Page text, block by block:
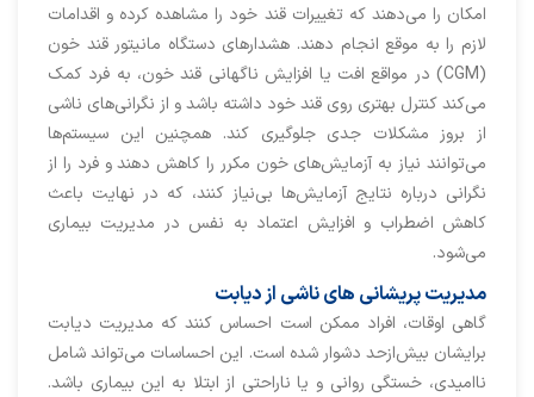
امکان را می‌دهند که تغییرات قند خود را مشاهده کرده و اقدامات
لازم را به موقع انجام دهند. هشدارهای دستگاه مانیتور قند خون
(CGM) در مواقع افت یا افزایش ناگهانی قند خون، به فرد کمک
می‌کند کنترل بهتری روی قند خود داشته باشد و از نگرانی‌های ناشی
از بروز مشکلات جدی جلوگیری کند. همچنین این سیستم‌ها
می‌توانند نیاز به آزمایش‌های خون مکرر را کاهش دهند و فرد را از
نگرانی درباره نتایج آزمایش‌ها بی‌نیاز کنند، که در نهایت باعث
کاهش اضطراب و افزایش اعتماد به نفس در مدیریت بیماری
می‌شود.
مدیریت پریشانی های ناشی از دیابت
گاهی اوقات، افراد ممکن است احساس کنند که مدیریت دیابت
برایشان بیش‌ازحد دشوار شده است. این احساسات می‌تواند شامل
ناامیدی، خستگی روانی و یا ناراحتی از ابتلا به این بیماری باشد.